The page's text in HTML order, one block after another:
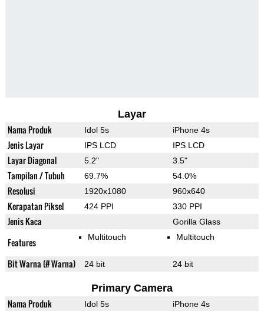
Layar
Nama Produk Idol 5s iPhone 4s
Jenis Layar IPS LCD IPS LCD
Layar Diagonal 5.2" 3.5"
Tampilan / Tubuh 69.7% 54.0%
Resolusi 1920x1080 960x640
Kerapatan Piksel 424 PPI 330 PPI
Jenis Kaca Gorilla Glass
Features Multitouch Multitouch
Bit Warna (# Warna) 24 bit 24 bit
Primary Camera
Nama Produk Idol 5s iPhone 4s